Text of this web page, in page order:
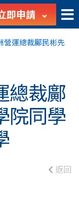
即申請
營運總裁鄺民彬先
總裁鄺
院同學
返回